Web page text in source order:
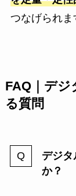
つなげられま
FAQ｜デジ
る質問
デジ
か？